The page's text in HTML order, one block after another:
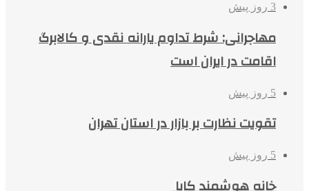
3 روز پیش
مهاجرانی: شرط تداوم یارانه نقدی و کالابرگ
اقامت در ایران است
5 روز پیش
تقویت نظارت بر بازار در استان تهران
5 روز پیش
خانه هوشمند کایا